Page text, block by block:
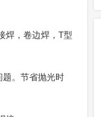
焊，卷边焊，T型
题。节省抛光时